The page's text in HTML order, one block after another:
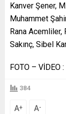
Kanver Şener,
Muhammet
Rana Acemliler,
Sakınç, Sibel
FOTO – VİDEO
384
A+ A-